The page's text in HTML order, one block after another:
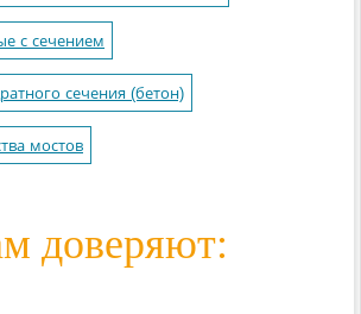
с сечением
сечения (бетон)
мостов
доверяют: